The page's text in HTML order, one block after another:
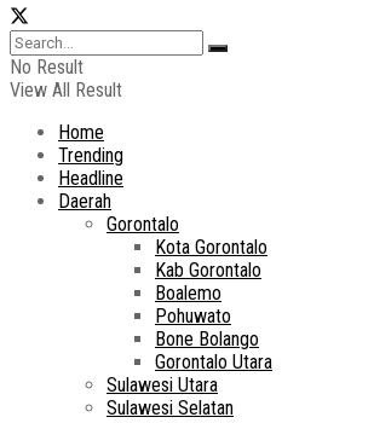
No Result
View All Result
Home
Trending
Headline
Daerah
Gorontalo
Kota Gorontalo
Kab Gorontalo
Boalemo
Pohuwato
Bone Bolango
Gorontalo Utara
Sulawesi Utara
Sulawesi Selatan